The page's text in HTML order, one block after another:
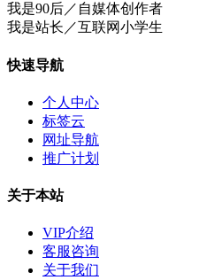
我是90后／自媒体创作者
我是站长／互联网小学生
快速导航
个人中心
标签云
网址导航
推广计划
关于本站
VIP介绍
客服咨询
关于我们